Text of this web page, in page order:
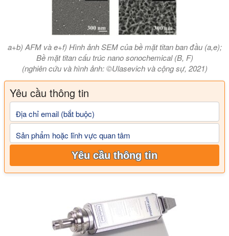
a+b) AFM và e+f) Hình ảnh SEM của bề mặt titan ban đầu (a,e);
Bề mặt titan cấu trúc nano sonochemical (B, F)
(nghiên cứu và hình ảnh: ©Ulasevich và cộng sự, 2021)
Yêu cầu thông tin
Địa chỉ email (bắt buộc)
Sản phẩm hoặc lĩnh vực quan tâm
Yêu cầu thông tin